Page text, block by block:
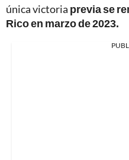
única victoria previa se
Rico en marzo de 2023.